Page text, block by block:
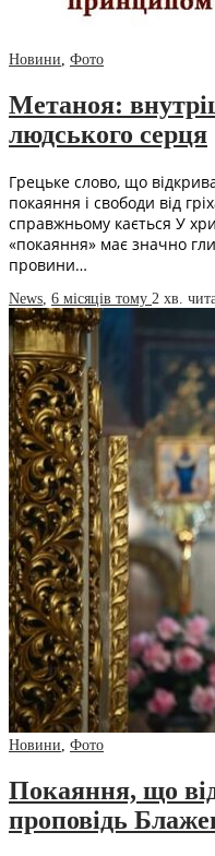
Новини, Фото
Метаноя:
людського серця
Грецьке слово, що
покаяння і свободи від
справжньому кається У
«покаяння» має значно
провини…
News, 6 місяців тому 2 хв.
Новини, Фото
Покаяння, що
проповідь